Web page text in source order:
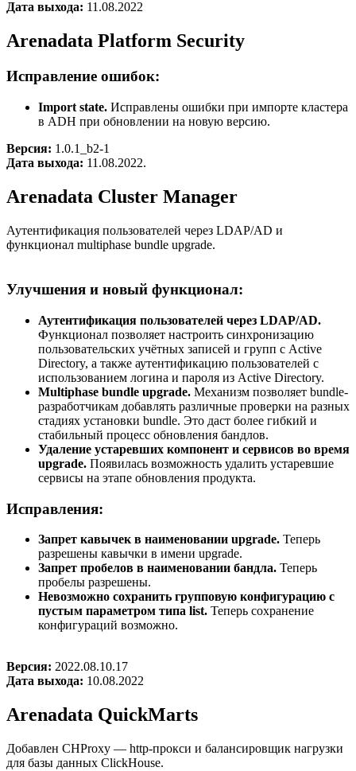
Дата выхода: 11.08.2022
Arenadata Platform Security
Исправление ошибок:
Import state. Исправлены ошибки при импорте кластера
в ADH при обновлении на новую версию.
Версия: 1.0.1_b2-1
Дата выхода: 11.08.2022.
Arenadata Cluster Manager
Аутентификация пользователей через LDAP/AD и
функционал multiphase bundle upgrade.
Улучшения и новый функционал:
Аутентификация пользователей через LDAP/AD.
Функционал позволяет настроить синхронизацию
пользовательских учётных записей и групп с Active
Directory, а также аутентификацию пользователей с
использованием логина и пароля из Active Directory.
Multiphase bundle upgrade. Механизм позволяет bundle-
разработчикам добавлять различные проверки на разных
стадиях установки bundle. Это даст более гибкий и
стабильный процесс обновления бандлов.
Удаление устаревших компонент и сервисов во время
upgrade. Появилась возможность удалить устаревшие
сервисы на этапе обновления продукта.
Исправления:
Запрет кавычек в наименовании upgrade. Теперь
разрешены кавычки в имени upgrade.
Запрет пробелов в наименовании бандла. Теперь
пробелы разрешены.
Невозможно сохранить групповую конфигурацию с
пустым параметром типа list. Теперь сохранение
конфигураций возможно.
Версия: 2022.08.10.17
Дата выхода: 10.08.2022
Arenadata QuickMarts
Добавлен CHProxy — http-прокси и балансировщик нагрузки
для базы данных ClickHouse.